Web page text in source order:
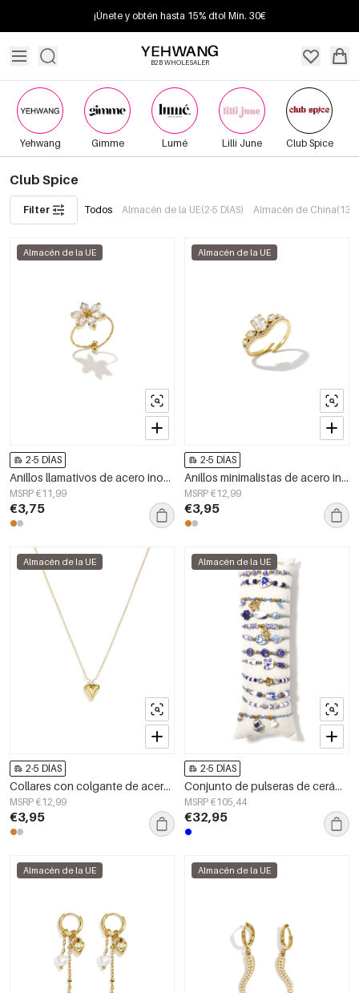
¡Únete y obtén hasta 15% dto! Mín. 30€
B2B WHOLESALER
Yehwang Gimme Lumé Lilli June Club Spice
Club Spice
Filter Todos Almacén de la UE(2-5 DÍAS) Almacén de China(13+
Almacén de la UE
2-5 DÍAS
Anillos llamativos de acero inoxidable con diseño floral de la serie Simple Simple. Joyería para mujer.
MSRP €11,99
€3,75
Almacén de la UE
2-5 DÍAS
Anillos minimalistas de acero inoxidable con forma elíptica, sencillos para uso diario, de la serie Simple. Joyería para mujer.
MSRP €12,99
€3,95
Almacén de la UE
2-5 DÍAS
Collares con colgante de acero inoxidable con forma de corazón, de la serie Daily Simple para mujer.
MSRP €12,99
€3,95
Almacén de la UE
2-5 DÍAS
Conjunto de pulseras de cerámica chapadas en oro de 14 quilates con diseño floral, ideal para vacaciones, fiestas o la playa. Colección étnica para mujer.
MSRP €105,44
€32,95
Almacén de la UE Almacén de la UE